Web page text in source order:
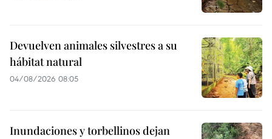
Devuelven animales silvestres a su
hábitat natural
04/08/2026 08:05
Inundaciones y torbellinos dejan